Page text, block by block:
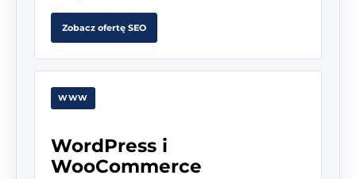
Zobacz ofertę SEO
WWW
WordPress i
WooCommerce